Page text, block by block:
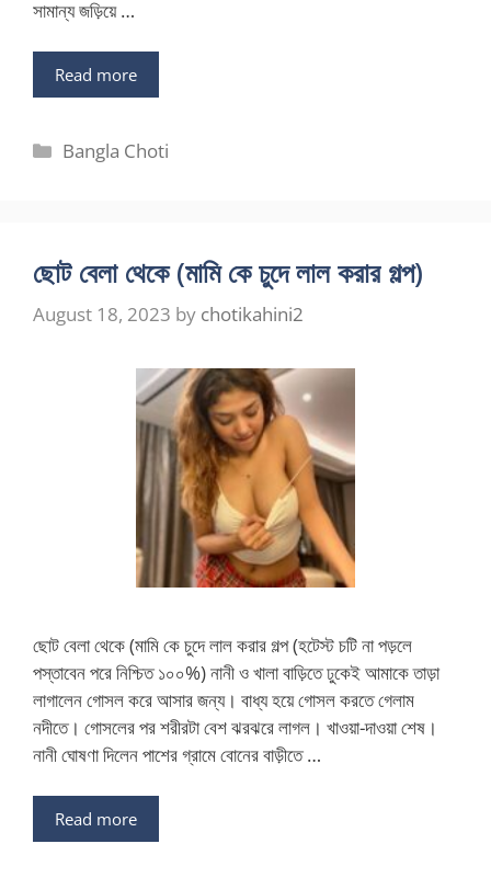
সামান্য জড়িয়ে …
Read more
Categories
Bangla Choti
ছোট বেলা থেকে (মামি কে চুদে লাল করার গল্প)
August 18, 2023 by chotikahini2
ছোট বেলা থেকে (মামি কে চুদে লাল করার গল্প (হটেস্ট চটি না পড়লে
পস্তাবেন পরে নিশ্চিত ১০০%) নানী ও খালা বাড়িতে ঢুকেই আমাকে তাড়া
লাগালেন গোসল করে আসার জন্য। বাধ্য হয়ে গোসল করতে গেলাম
নদীতে। গোসলের পর শরীরটা বেশ ঝরঝরে লাগল। খাওয়া-দাওয়া শেষ।
নানী ঘোষণা দিলেন পাশের গ্রামে বোনের বাড়ীতে …
Read more